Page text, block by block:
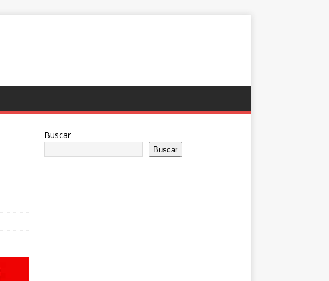
Buscar
Buscar